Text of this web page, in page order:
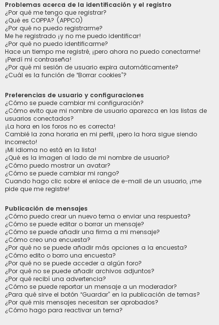
Problemas acerca de la identificación y el registro
¿Por qué me tengo que registrar?
¿Qué es COPPA? (APPCO)
¿Por qué no puedo registrarme?
Me he registrado ¡y no me puedo identificar!
¿Por qué no puedo identificarme?
Hace un tiempo me registré, ¡pero ahora no puedo conectarme!
¡Perdí mi contraseña!
¿Por qué mi sesión de usuario expira automáticamente?
¿Cuál es la función de “Borrar cookies”?
Preferencias de usuario y configuraciones
¿Cómo se puede cambiar mi configuración?
¿Cómo evito que mi nombre de usuario aparezca en las listas de
usuarios conectados?
¡La hora en los foros no es correcta!
Cambié la zona horaria en mi perfil, ¡pero la hora sigue siendo
incorrecto!
¡Mi idioma no está en la lista!
¿Qué es la imagen al lado de mi nombre de usuario?
¿Cómo puedo mostrar un avatar?
¿Cómo se puede cambiar mi rango?
Cuando hago clic sobre el enlace de e-mail de un usuario, ¡me
pide que me registre!
Publicación de mensajes
¿Cómo puedo crear un nuevo tema o enviar una respuesta?
¿Cómo se puede editar o borrar un mensaje?
¿Cómo se puede añadir una firma a mi mensaje?
¿Cómo creo una encuesta?
¿Por qué no se puede añadir más opciones a la encuesta?
¿Cómo edito o borro una encuesta?
¿Por qué no se puede acceder a algún foro?
¿Por qué no se puede añadir archivos adjuntos?
¿Por qué recibí una advertencia?
¿Cómo se puede reportar un mensaje a un moderador?
¿Para qué sirve el botón “Guardar” en la publicación de temas?
¿Por qué mis mensajes necesitan ser aprobados?
¿Cómo hago para reactivar un tema?